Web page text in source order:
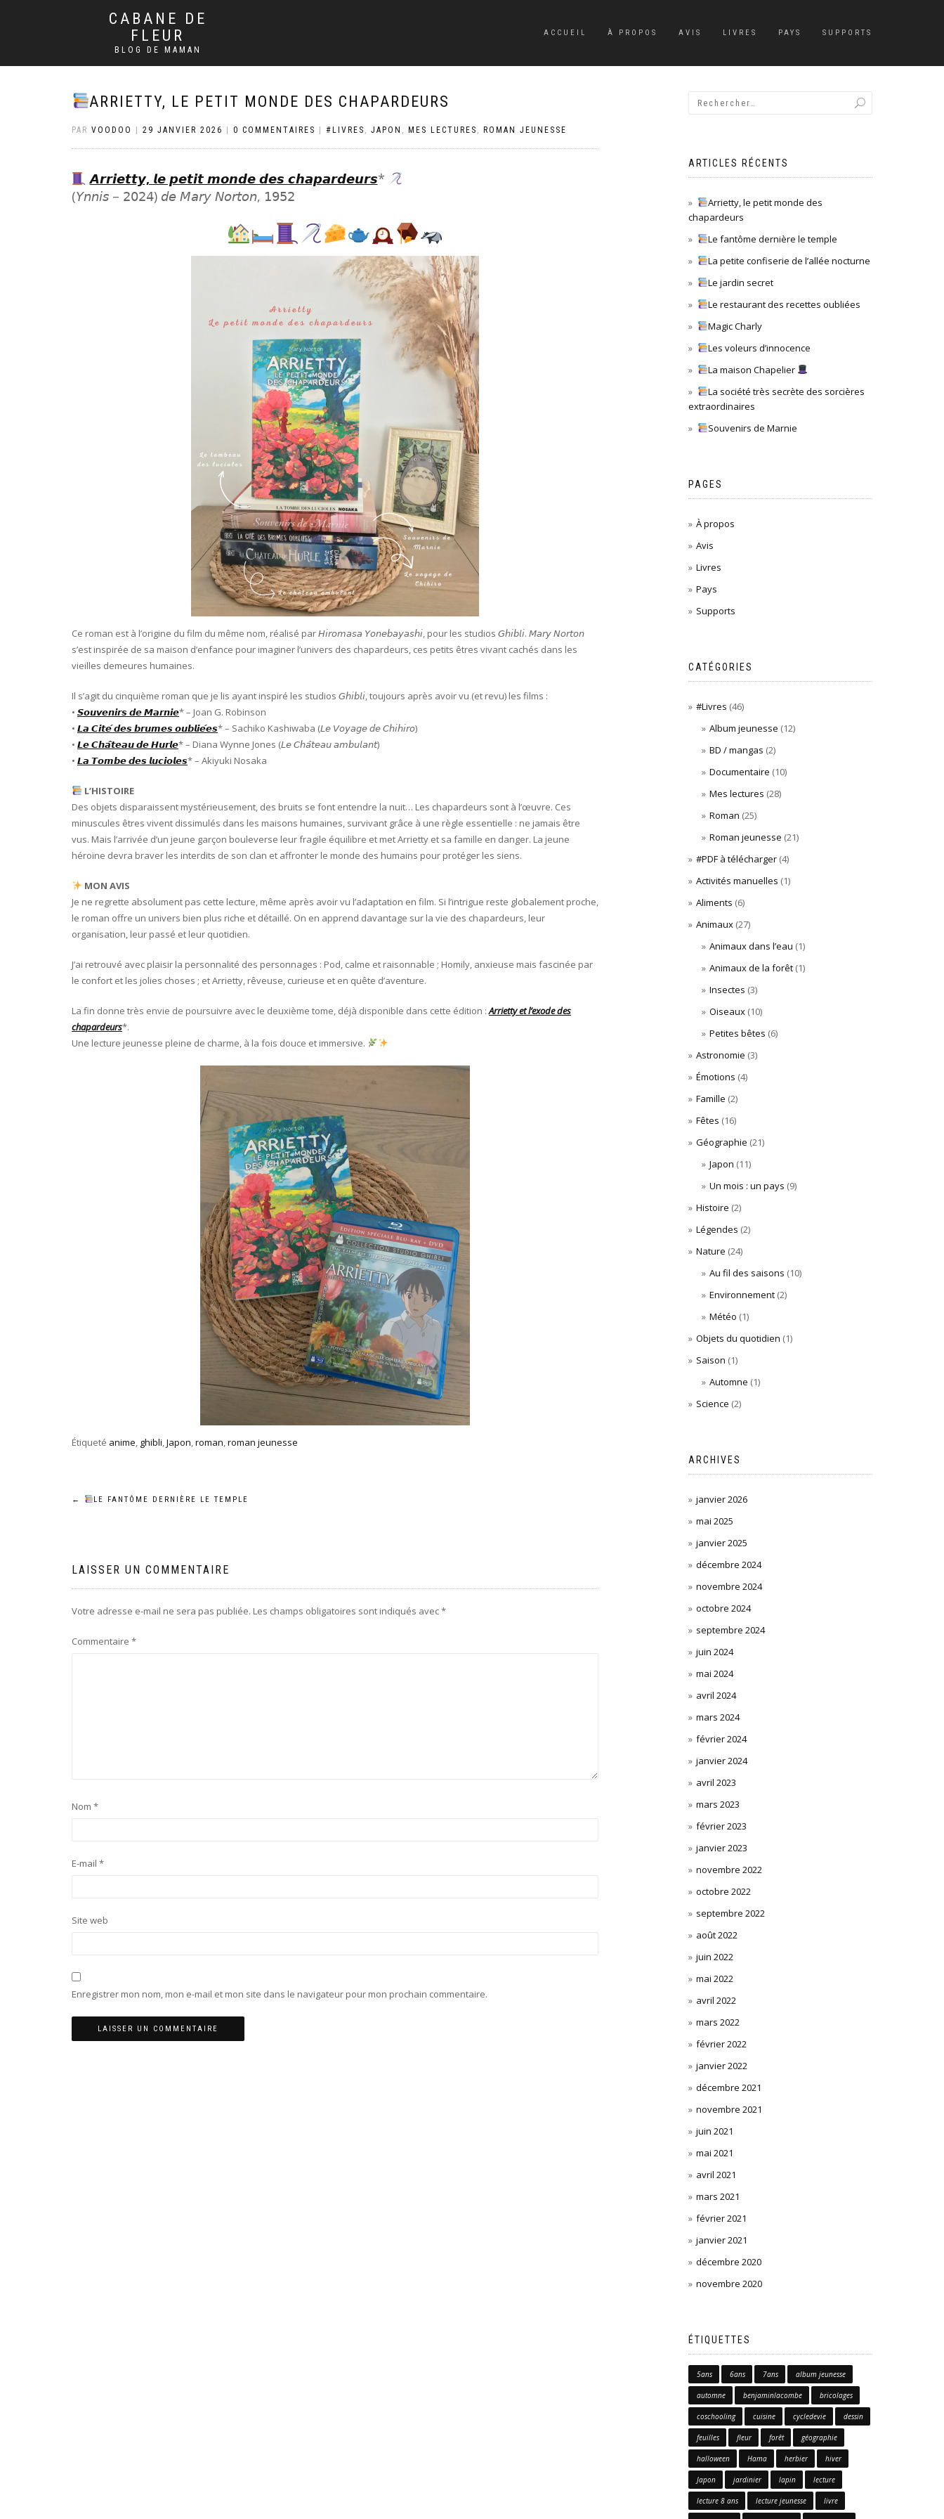
CABANE DE
FLEUR
BLOG DE MAMAN
ACCUEIL À PROPOS AVIS LIVRES PAYS SUPPORTS
ARRIETTY, LE PETIT MONDE DES CHAPARDEURS
PAR VOODOO 29 JANVIER 2026 0 COMMENTAIRES #LIVRES , JAPON , MES LECTURES , ROMAN JEUNESSE
𝘼𝙧𝙧𝙞𝙚𝙩𝙩𝙮, 𝙡𝙚 𝙥𝙚𝙩𝙞𝙩 𝙢𝙤𝙣𝙙𝙚 𝙙𝙚𝙨 𝙘𝙝𝙖𝙥𝙖𝙧𝙙𝙚𝙪𝙧𝙨*
(𝘠𝘯𝘯𝘪𝘴 – 𝟤𝟢𝟤𝟦) 𝘥𝘦 𝘔𝘢𝘳𝘺 𝘕𝘰𝘳𝘵𝘰𝘯, 𝟣𝟫𝟧𝟤
Ce roman est à l’origine du film du même nom, réalisé par 𝘏𝘪𝘳𝘰𝘮𝘢𝘴𝘢 𝘠𝘰𝘯𝘦𝘣𝘢𝘺𝘢𝘴𝘩𝘪, pour les studios 𝘎𝘩𝘪𝘣𝘭𝘪. 𝘔𝘢𝘳𝘺 𝘕𝘰𝘳𝘵𝘰𝘯
s’est inspirée de sa maison d’enfance pour imaginer l’univers des chapardeurs, ces petits êtres vivant cachés dans les
vieilles demeures humaines.
Il s’agit du cinquième roman que je lis ayant inspiré les studios 𝘎𝘩𝘪𝘣𝘭𝘪, toujours après avoir vu (et revu) les films :
• 𝙎𝙤𝙪𝙫𝙚𝙣𝙞𝙧𝙨 𝙙𝙚 𝙈𝙖𝙧𝙣𝙞𝙚* – Joan G. Robinson
• 𝙇𝙖 𝘾𝙞𝙩𝙚́ 𝙙𝙚𝙨 𝙗𝙧𝙪𝙢𝙚𝙨 𝙤𝙪𝙗𝙡𝙞𝙚́𝙚𝙨* – Sachiko Kashiwaba (𝘓𝘦 𝘝𝘰𝘺𝘢𝘨𝘦 𝘥𝘦 𝘊𝘩𝘪𝘩𝘪𝘳𝘰)
• 𝙇𝙚 𝘾𝙝𝙖̂𝙩𝙚𝙖𝙪 𝙙𝙚 𝙃𝙪𝙧𝙡𝙚* – Diana Wynne Jones (𝘓𝘦 𝘊𝘩𝘢̂𝘵𝘦𝘢𝘶 𝘢𝘮𝘣𝘶𝘭𝘢𝘯𝘵)
• 𝙇𝙖 𝙏𝙤𝙢𝙗𝙚 𝙙𝙚𝙨 𝙡𝙪𝙘𝙞𝙤𝙡𝙚𝙨* – Akiyuki Nosaka
L’HISTOIRE
Des objets disparaissent mystérieusement, des bruits se font entendre la nuit… Les chapardeurs sont à l’œuvre. Ces
minuscules êtres vivent dissimulés dans les maisons humaines, survivant grâce à une règle essentielle : ne jamais être
vus. Mais l’arrivée d’un jeune garçon bouleverse leur fragile équilibre et met Arrietty et sa famille en danger. La jeune
héroïne devra braver les interdits de son clan et affronter le monde des humains pour protéger les siens.
MON AVIS
Je ne regrette absolument pas cette lecture, même après avoir vu l’adaptation en film. Si l’intrigue reste globalement proche,
le roman offre un univers bien plus riche et détaillé. On en apprend davantage sur la vie des chapardeurs, leur
organisation, leur passé et leur quotidien.
J’ai retrouvé avec plaisir la personnalité des personnages : Pod, calme et raisonnable ; Homily, anxieuse mais fascinée par
le confort et les jolies choses ; et Arrietty, rêveuse, curieuse et en quête d’aventure.
La fin donne très envie de poursuivre avec le deuxième tome, déjà disponible dans cette édition :Arrietty et l’exode des
chapardeurs*.
Une lecture jeunesse pleine de charme, à la fois douce et immersive.
Étiqueté anime, ghibli,Japon,roman,roman jeunesse
Navigation
l’article
← LE FANTÔME DERNIÈRE LE TEMPLE
LAISSER UN COMMENTAIRE
Votre adresse e-mail ne sera pas publiée. Les champs obligatoires sont indiqués avec*
Commentaire *
Nom *
E-mail *
Site web
Enregistrer mon nom, mon e-mail et mon site dans le navigateur pour mon prochain commentaire.
ARTICLES RÉCENTS
Arrietty, le petit monde des
chapardeurs
Le fantôme dernière le temple
La petite confiserie de l’allée nocturne
Le jardin secret
Le restaurant des recettes oubliées
Magic Charly
Les voleurs d’innocence
La maison Chapelier
La société très secrète des sorcières
extraordinaires
Souvenirs de Marnie
PAGES
À propos
Avis
Livres
Pays
Supports
CATÉGORIES
#Livres (46)
Album jeunesse (12)
BD / mangas (2)
Documentaire (10)
Mes lectures (28)
Roman (25)
Roman jeunesse (21)
#PDF à télécharger(4)
Activités manuelles (1)
Aliments (6)
Animaux(27)
Animaux dans l’eau (1)
Animaux de la forêt (1)
Insectes (3)
Oiseaux (10)
Petites bêtes (6)
Astronomie (3)
Émotions (4)
Famille (2)
Fêtes (16)
Géographie (21)
Japon (11)
Un mois : un pays (9)
Histoire (2)
Légendes (2)
Nature (24)
Au fil des saisons (10)
Environnement (2)
Météo (1)
Objets du quotidien (1)
Saison (1)
Automne (1)
Science (2)
ARCHIVES
janvier 2026
mai 2025
janvier 2025
décembre 2024
novembre 2024
octobre 2024
septembre 2024
juin 2024
mai 2024
avril 2024
mars 2024
février 2024
janvier 2024
avril 2023
mars 2023
février 2023
janvier 2023
novembre 2022
octobre 2022
septembre 2022
août 2022
juin 2022
mai 2022
avril 2022
mars 2022
février 2022
janvier 2022
décembre 2021
novembre 2021
juin 2021
mai 2021
avril 2021
mars 2021
février 2021
janvier 2021
décembre 2020
novembre 2020
ÉTIQUETTES
5ans 6ans 7ans album jeunesse
automne benjaminlacombe bricolages
coschooling cuisine cycledevie dessin
feuilles fleur forêt géographie
halloween Hama herbier hiver
Japon jardinier lapin lecture
lecture 8 ans lecture jeunesse livre